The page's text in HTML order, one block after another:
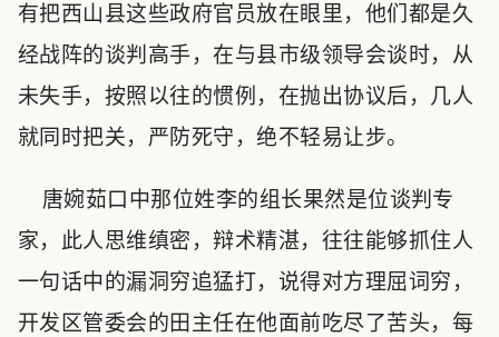
有把西山县这些政府官员放在眼里，他们都是久
经战阵的谈判高手，在与县市级领导会谈时，从
未失手，按照以往的惯例，在抛出协议后，几人
就同时把关，严防死守，绝不轻易让步。
唐婉茹口中那位姓李的组长果然是位谈判专
家，此人思维缜密，辩术精湛，往往能够抓住人
一句话中的漏洞穷追猛打，说得对方理屈词穷，
开发区管委会的田主任在他面前吃尽了苦头，每